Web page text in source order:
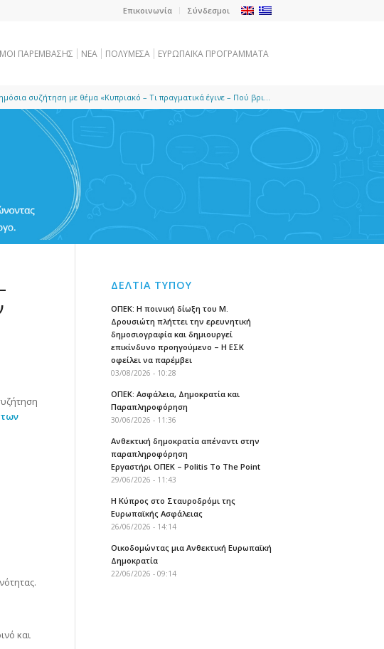
Επικοινωνία Σύνδεσμοι
ΠΑΡΕΜΒΑΣΗΣ NEA ΠΟΛΥΜΕΣΑ ΕΥΡΩΠΑΪΚΑ ΠΡΟΓΡΑΜΜΑΤΑ
συζήτηση με θέμα «Κυπριακό – Τι πραγματικά έγινε – Πού βρι...
των
και
ΔΕΛΤΙΑ ΤΥΠΟΥ
ΟΠΕΚ: Η ποινική δίωξη του Μ.
Δρουσιώτη πλήττει την ερευνητική
δημοσιογραφία και δημιουργεί
επικίνδυνο προηγούμενο – Η ΕΣΚ
οφείλει να παρέμβει
03/08/2026 - 10:28
ΟΠΕΚ: Ασφάλεια, Δημοκρατία και
Παραπληροφόρηση
30/06/2026 - 11:36
Ανθεκτική δημοκρατία απέναντι στην
παραπληροφόρηση
Εργαστήρι ΟΠΕΚ – Politis To The Point
29/06/2026 - 11:43
Η Κύπρος στο Σταυροδρόμι της
Ευρωπαϊκής Ασφάλειας
26/06/2026 - 14:14
Οικοδομώντας μια Ανθεκτική Ευρωπαϊκή
Δημοκρατία
22/06/2026 - 09:14